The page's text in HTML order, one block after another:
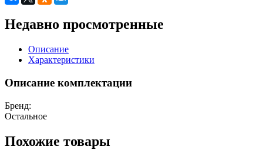
Недавно просмотренные
Описание
Характеристики
Описание комплектации
Бренд:
Остальное
Похожие товары